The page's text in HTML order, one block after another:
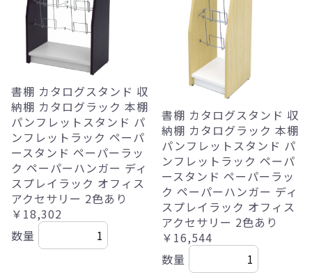
書棚 カタログスタンド 収
納棚 カタログラック 本棚
パンフレットスタンド パ
ンフレットラック ペーパ
ースタンド ペーパーラッ
ク ペーパーハンガー ディ
スプレイラック オフィス
アクセサリー 2色あり
￥18,302
数量
書棚 カタログスタンド 収
納棚 カタログラック 本棚
パンフレットスタンド パ
ンフレットラック ペーパ
ースタンド ペーパーラッ
ク ペーパーハンガー ディ
スプレイラック オフィス
アクセサリー 2色あり
￥16,544
数量